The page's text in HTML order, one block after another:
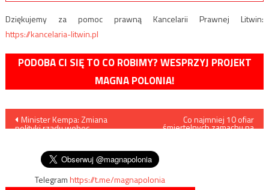
Dziękujemy za pomoc prawną Kancelarii Prawnej Litwin:
https://kancelaria-litwin.pl
PODOBA CI SIĘ TO CO ROBIMY? WESPRZYJ PROJEKT
MAGNA POLONIA!
Nawigacja
wpisu
Minister Kempa: Zmiana
polityki rządu wobec
Co najmniej 10 ofiar
śmiertelnych zamachu na
Telegramhttps://t.me/magnapolonia